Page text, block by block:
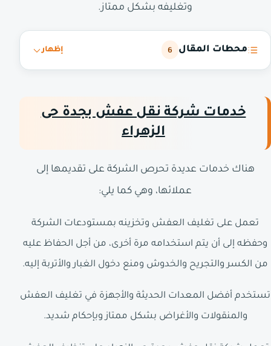
وتغليفه بشكل ممتاز.
محطات المقال 6 إظهار
خدمات شركة نقل عفش بجدة حى
الزهراء
هناك خدمات عديدة تحرص الشركة على تقديمها إلى
عملائها، وهي كما يلي:
تعمل على تغليف العفش وتخزينه بمستودعات الشركة
وحفظه إلى أن يتم استخدامه مرة أخرى، من أجل الحفاظ عليه
من الكسر والتجريح والخدوش ومنع دخول الغبار والأتربة إليه.
تستخدم أفضل المعدات الحديثة والأجهزة في تغليف العفش
والمنقولات والأغراض بشكل ممتاز وبإحكام شديد.